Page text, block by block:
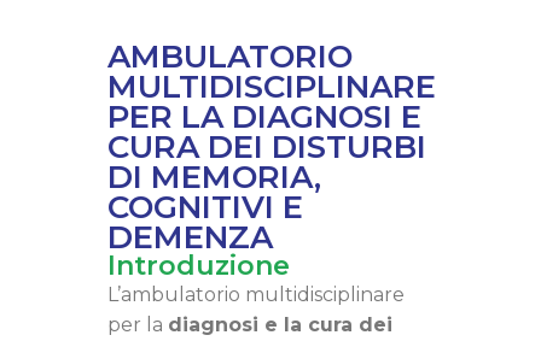
AMBULATORIO
MULTIDISCIPLINARE
PER LA DIAGNOSI E
CURA DEI DISTURBI
DI MEMORIA,
COGNITIVI E
DEMENZA
Introduzione
L’ambulatorio multidisciplinare
per la diagnosi e la cura dei